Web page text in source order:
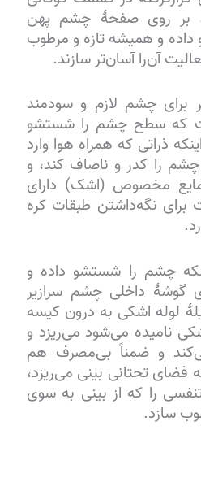
بر روی صفحهٔ چشم پهن
داده و همیشه تازه و مرطوب
آن‌را آسان‌تر سازند.
برای چشم لازم و سودمند
که سطح چشم را شستشو
ذراتی که همراه هوا وارد
را کدر و ناصاف کند، و
مایع مخصوص (اشک) دارای
نگه‌داشتن طبقات کره
چشم را شستشو داده و
گوشهٔ داخلی چشم سرازیر
لوله اشکی به درون کیسه
نامیده می‌شود می‌ریزد و
و ضمناً بی‌مصرف هم
فضای تحتانی بینی می‌ریزد،
را که از بینی به سوی
سازد.